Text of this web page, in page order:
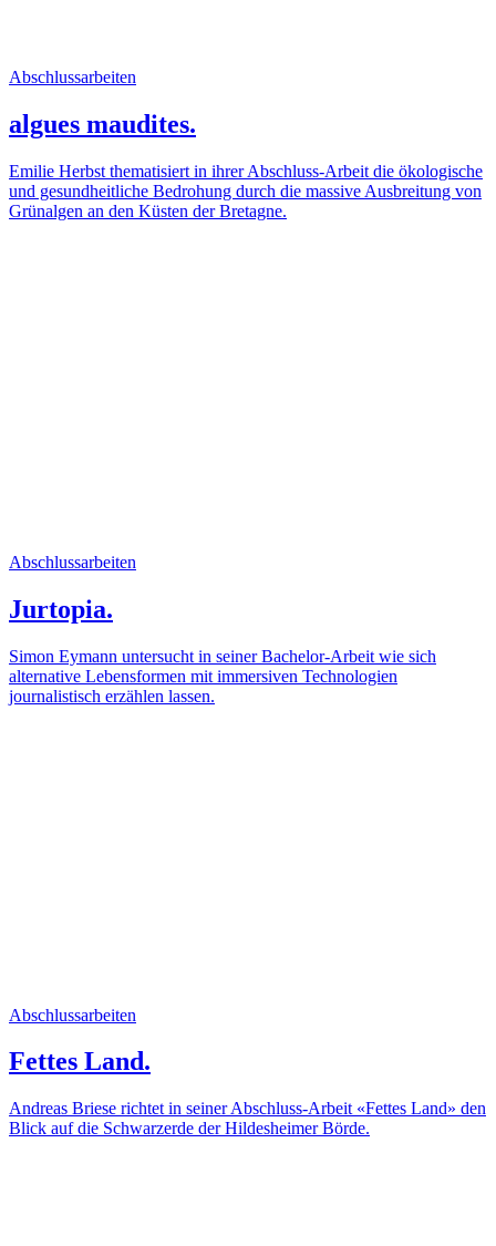
Abschlussarbeiten
algues maudites.
Emilie Herbst thematisiert in ihrer Abschluss-Arbeit die ökologische
und gesundheitliche Bedrohung durch die massive Ausbreitung von
Grünalgen an den Küsten der Bretagne.
Abschlussarbeiten
Jurtopia.
Simon Eymann untersucht in seiner Bachelor-Arbeit wie sich
alternative Lebensformen mit immersiven Technologien
journalistisch erzählen lassen.
Abschlussarbeiten
Fettes Land.
Andreas Briese richtet in seiner Abschluss-Arbeit «Fettes Land» den
Blick auf die Schwarzerde der Hildesheimer Börde.